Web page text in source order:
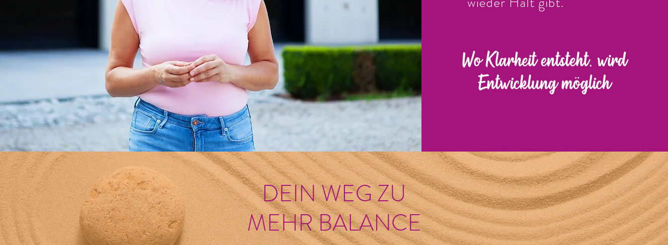
Wo Klarheit entsteht, wird
Entwicklung möglich
DEIN WEG ZU
MEHR BALANCE